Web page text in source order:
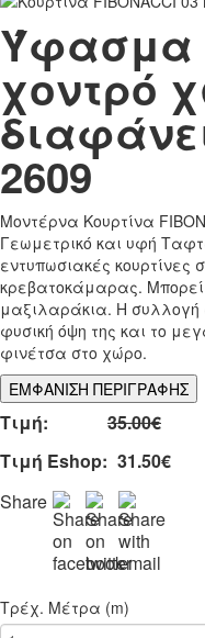
Ύφασμα
χοντρό
2609
Μοντέρνα Κουρτίνα
Γεωμετρικό και υφή
εντυπωσιακές κουρτίνες
κρεβατοκάμαρας.
μαξιλαράκια. Η συλλογή
φυσική όψη της και το
φινέτσα στο χώρο.
ΕΜΦΑΝΙΣΗ ΠΕΡΙΓΡΑΦΗΣ
Τιμή:
35.00€
Τιμή Eshop: 31.50€
Share
Τρέχ. Μέτρα (m)